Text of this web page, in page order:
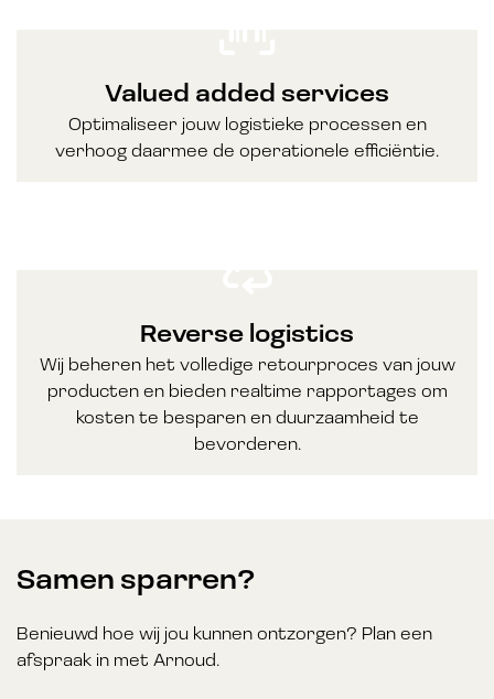
Valued added services
Optimaliseer jouw logistieke processen en
verhoog daarmee de operationele efficiëntie.
Reverse logistics
Wij beheren het volledige retourproces van jouw
producten en bieden realtime rapportages om
kosten te besparen en duurzaamheid te
bevorderen.
Samen sparren?
Benieuwd hoe wij jou kunnen ontzorgen? Plan een
afspraak in met Arnoud.